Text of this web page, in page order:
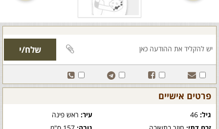
פרטים אישיים
גיל: עיר:ראש פינה